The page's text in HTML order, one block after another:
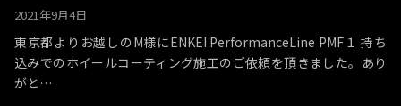
2021年9月4日
東京都よりお越しのM様にENKEI PerformanceLine PMF１ 持ち
込みでのホイールコーティング施工のご依頼を頂きました。あり
がと…